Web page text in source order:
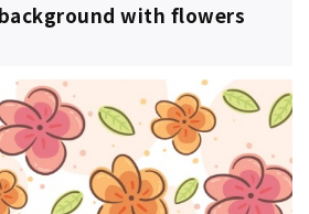
with flowers